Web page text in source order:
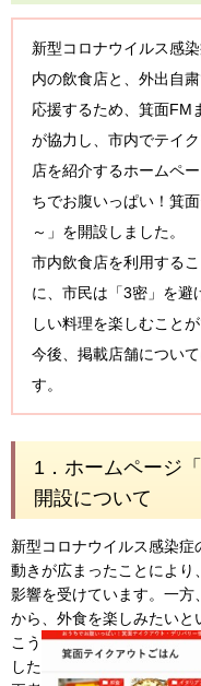
新型コロナウイルス感
内の飲食店と、外出自
応援するため、箕面FM
が協力し、市内でテイ
店を紹介するホームペ
ちでお腹いっぱい！箕
～」を開設しました。
市内飲食店を利用する
に、市民は「3密」を避
しい料理を楽しむことが
今後、掲載店舗につい
す。
1．ホームページ
開設について
新型コロナウイルス感染
動きが広まったことにより
影響を受けています。一方
から、外食を楽しみたいと
こう
した